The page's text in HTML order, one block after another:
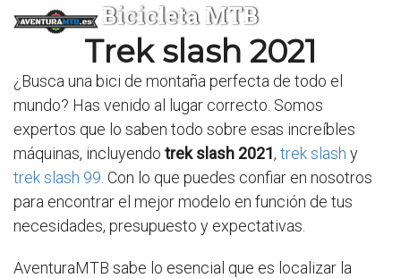
Bicicleta MTB
Trek slash 2021
¿Busca una bici de montaña perfecta de todo el
mundo? Has venido al lugar correcto. Somos
expertos que lo saben todo sobre esas increíbles
máquinas, incluyendo trek slash 2021, trek slash y
trek slash 99 . Con lo que puedes confiar en nosotros
para encontrar el mejor modelo en función de tus
necesidades, presupuesto y expectativas.
AventuraMTB sabe lo esencial que es localizar la